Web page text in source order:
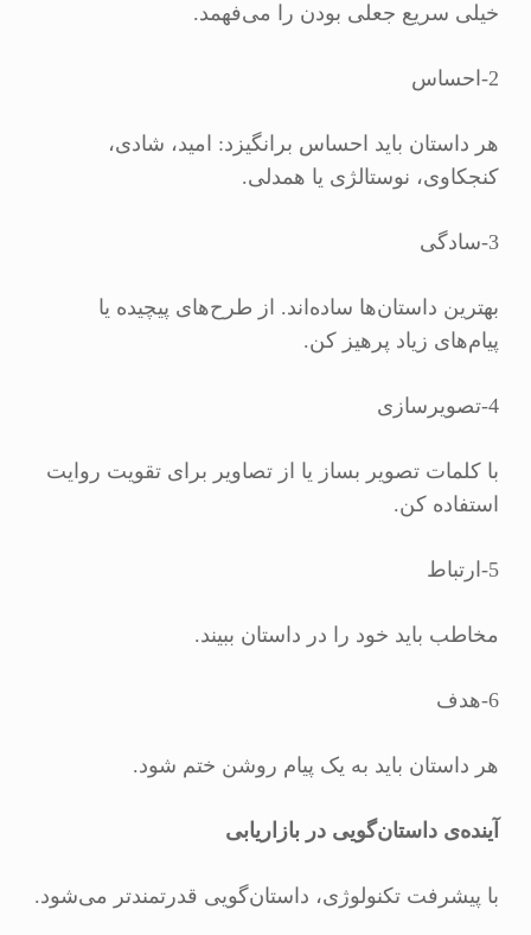
خیلی سریع جعلی بودن را می‌فهمد.
2-احساس
هر داستان باید احساس برانگیزد: امید، شادی،
کنجکاوی، نوستالژی یا همدلی.
3-سادگی
بهترین داستان‌ها ساده‌اند. از طرح‌های پیچیده یا
پیام‌های زیاد پرهیز کن.
4-تصویرسازی
با کلمات تصویر بساز یا از تصاویر برای تقویت روایت
استفاده کن.
5-ارتباط
مخاطب باید خود را در داستان ببیند.
6-هدف
هر داستان باید به یک پیام روشن ختم شود.
آینده‌ی داستان‌گویی در بازاریابی
با پیشرفت تکنولوژی، داستان‌گویی قدرتمندتر می‌شود.